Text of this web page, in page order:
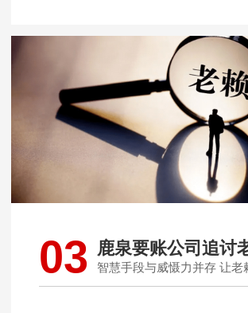
03 鹿泉要账公司追讨
智慧手段与威慑力并存 让老